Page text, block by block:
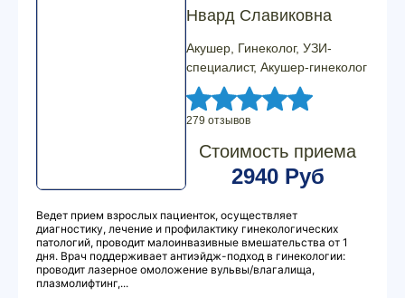
Нвард Славиковна
Акушер, Гинеколог, УЗИ-
специалист, Акушер-гинеколог
279 отзывов
Стоимость приема
2940 Руб
Ведет прием взрослых пациенток, осуществляет
диагностику, лечение и профилактику гинекологических
патологий, проводит малоинвазивные вмешательства от 1
дня. Врач поддерживает антиэйдж-подход в гинекологии:
проводит лазерное омоложение вульвы/влагалища,
плазмолифтинг,...